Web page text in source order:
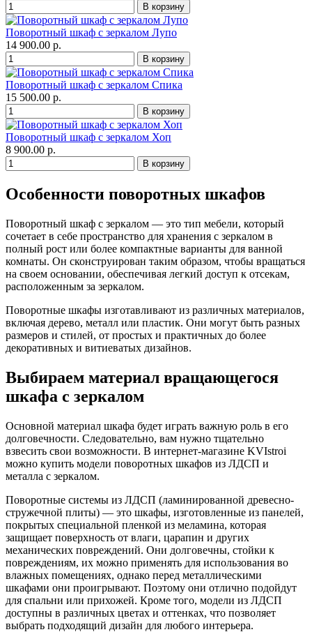
Поворотный шкаф с зеркалом Лупо
14 900.00 р.
Поворотный шкаф с зеркалом Спика
15 500.00 р.
Поворотный шкаф с зеркалом Хоп
8 900.00 р.
Особенности поворотных шкафов
Поворотный шкаф с зеркалом — это тип мебели, который
сочетает в себе пространство для хранения с зеркалом в
полный рост или более компактные варианты для ванной
комнаты. Он сконструирован таким образом, чтобы вращаться
на своем основании, обеспечивая легкий доступ к отсекам,
расположенным за зеркалом.
Поворотные шкафы изготавливают из различных материалов,
включая дерево, металл или пластик. Они могут быть разных
размеров и стилей, от простых и практичных до более
декоративных и витиеватых дизайнов.
Выбираем материал вращающегося
шкафа с зеркалом
Основной материал шкафа будет играть важную роль в его
долговечности. Следовательно, вам нужно тщательно
взвесить свои возможности. В интернет-магазине KVIstroi
можно купить модели поворотных шкафов из ЛДСП и
металла с зеркалом.
Поворотные системы из ЛДСП (ламинированной древесно-
стружечной плиты) — это шкафы, изготовленные из панелей,
покрытых специальной пленкой из меламина, которая
защищает поверхность от влаги, царапин и других
механических повреждений. Они долговечны, стойки к
повреждениям, их можно применять для использования во
влажных помещениях, однако перед металлическими
шкафами они проигрывают. Поэтому они отлично подойдут
для спальни или прихожей. Кроме того, модели из ЛДСП
доступны в различных цветах и оттенках, что позволяет
выбрать подходящий дизайн для любого интерьера.